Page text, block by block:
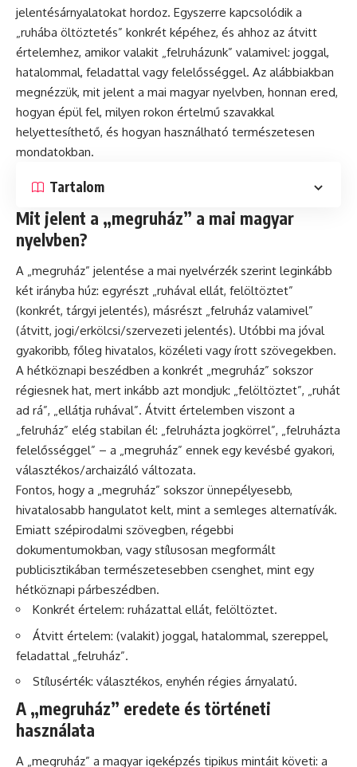
jelentésárnyalatokat hordoz. Egyszerre kapcsolódik a
„ruhába öltöztetés” konkrét képéhez, és ahhoz az átvitt
értelemhez, amikor valakit „felruházunk” valamivel: joggal,
hatalommal, feladattal vagy felelősséggel. Az alábbiakban
megnézzük, mit jelent a mai magyar nyelvben, honnan ered,
hogyan épül fel, milyen rokon értelmű szavakkal
helyettesíthető, és hogyan használható természetesen
mondatokban.
Tartalom
Mit jelent a „megruház” a mai magyar
nyelvben?
A „megruház” jelentése a mai nyelvérzék szerint leginkább
két irányba húz: egyrészt „ruhával ellát, felöltöztet”
(konkrét, tárgyi jelentés), másrészt „felruház valamivel”
(átvitt, jogi/erkölcsi/szervezeti jelentés). Utóbbi ma jóval
gyakoribb, főleg hivatalos, közéleti vagy írott szövegekben.
A hétköznapi beszédben a konkrét „megruház” sokszor
régiesnek hat, mert inkább azt mondjuk: „felöltöztet”, „ruhát
ad rá”, „ellátja ruhával”. Átvitt értelemben viszont a
„felruház” elég stabilan él: „felruházta jogkörrel”, „felruházta
felelősséggel” – a „megruház” ennek egy kevésbé gyakori,
választékos/archaizáló változata.
Fontos, hogy a „megruház” sokszor ünnepélyesebb,
hivatalosabb hangulatot kelt, mint a semleges alternatívák.
Emiatt szépirodalmi szövegben, régebbi
dokumentumokban, vagy stílusosan megformált
publicisztikában természetesebben csenghet, mint egy
hétköznapi párbeszédben.
Konkrét értelem: ruházattal ellát, felöltöztet.
Átvitt értelem: (valakit) joggal, hatalommal, szereppel,
feladattal „felruház”.
Stílusérték: választékos, enyhén régies árnyalatú.
A „megruház” eredete és történeti
használata
A „megruház” a magyar igeképzés tipikus mintáit követi: a